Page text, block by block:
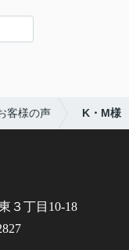
客様の声 K・M様
３丁目10-18